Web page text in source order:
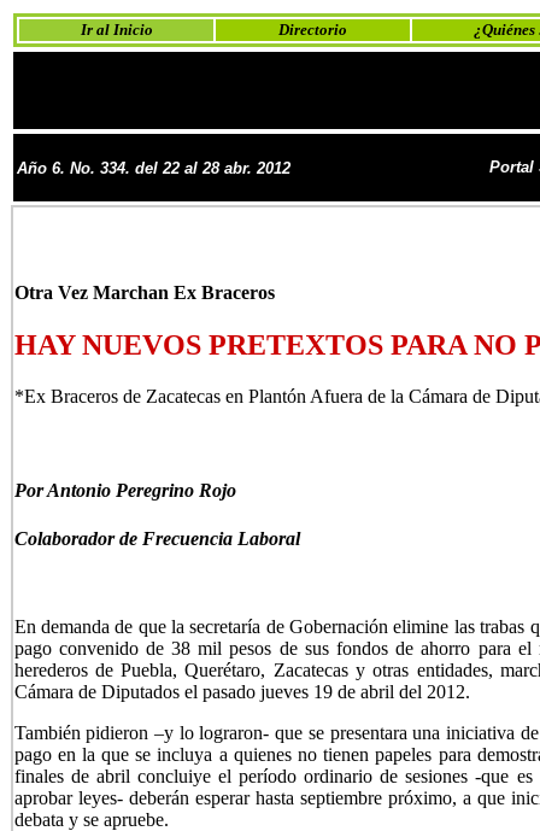
Ir al Inicio Directorio ¿Quiénes
Año 6. No. 334. del 22 al 28 abr. 2012 Portal
Otra Vez Marchan Ex Braceros
HAY NUEVOS PRETEXTOS PARA NO
*Ex Braceros de Zacatecas en Plantón Afuera de la Cámara de
Por Antonio Peregrino Rojo
Colaborador de Frecuencia Laboral
En demanda de que la secretaría de Gobernación elimine las trabas
pago convenido de 38 mil pesos de sus fondos de ahorro para
herederos de Puebla, Querétaro, Zacatecas y otras entidades,
Cámara de Diputados el pasado jueves 19 de abril del 2012.
También pidieron –y lo lograron- que se presentara una iniciativa
pago en la que se incluya a quienes no tienen papeles para
finales de abril concluiye el período ordinario de sesiones -que
aprobar leyes- deberán esperar hasta septiembre próximo, a que
debata y se apruebe.